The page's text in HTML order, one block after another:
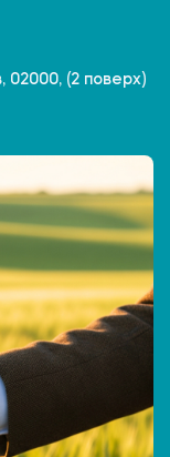
02000, (2 поверх)